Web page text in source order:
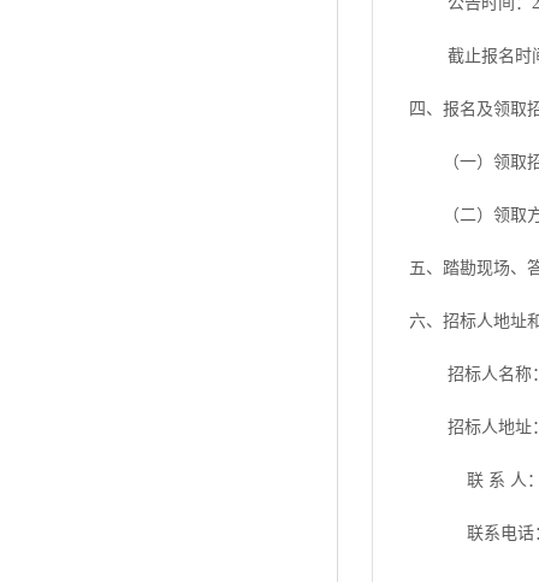
截止报名时
四、报名及领取
（一） 领取
（二）领取
五、踏勘现场、
六、招标人地址
招标人名称
招标人地址
联 系 人
联系电话